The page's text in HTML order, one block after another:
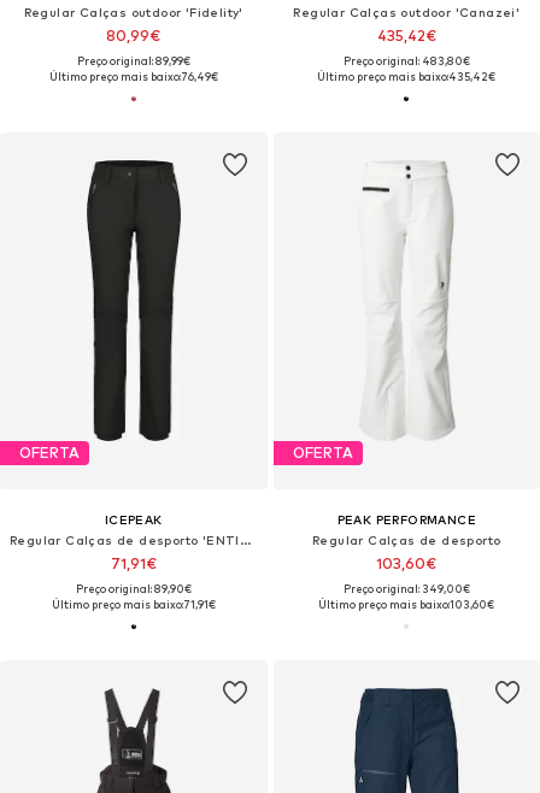
Regular Calças outdoor 'Fidelity'
80,99€
Preço original: 89,99€
Último preço mais baixo:76,49€
Regular Calças outdoor 'Canazei'
435,42€
Preço original: 483,80€
Último preço mais baixo:435,42€
OFERTA
ICEPEAK
Regular Calças de desporto 'ENTIAT'
71,91€
Preço original: 89,90€
Último preço mais baixo:71,91€
OFERTA
PEAK PERFORMANCE
Regular Calças de desporto
103,60€
Preço original: 349,00€
Último preço mais baixo:103,60€